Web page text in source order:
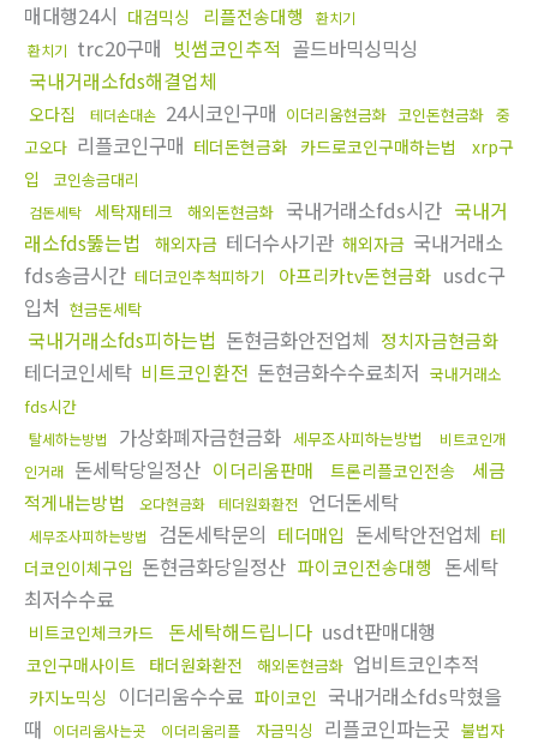
매대행24시 대검믹싱 리플전송대행
환치기
환치기 trc20구매 빗썸코인추적 골드바믹싱믹싱
국내거래소fds해결업체
오다집 테더손대손 24시코인구매 이더리움현금화 코인돈현금화 중
고오다 리플코인구매 테더돈현금화 카드로코인구매하는법
xrp구
입
코인송금대리
검돈세탁 세탁재테크 해외돈현금화 국내거래소fds시간 국내거
래소fds뚫는법
해외자금 테더수사기관 해외자금 국내거래소
fds송금시간 테더코인추척피하기 아프리카tv돈현금화 usdc구
입처 현금돈세탁
국내거래소fds피하는법 돈현금화안전업체 정치자금현금화
테더코인세탁 비트코인환전 돈현금화수수료최저 국내거래소
fds시간
탈세하는방법 가상화폐자금현금화 세무조사피하는방법
비트코인개
인거래 돈세탁당일정산 이더리움판매 트론리플코인전송
세금
적게내는방법
오다현금화 테더원화환전 언더돈세탁
세무조사피하는방법 검돈세탁문의 테더매입 돈세탁안전업체 테
더코인이체구입 돈현금화당일정산 파이코인전송대행
돈세탁
최저수수료
비트코인체크카드 돈세탁해드립니다 usdt판매대행
코인구매사이트 태더원화환전 해외돈현금화 업비트코인추적
카지노믹싱 이더리움수수료 파이코인 국내거래소fds막혔을
때
이더리움사는곳 이더리움리플 자금믹싱 리플코인파는곳 불법자